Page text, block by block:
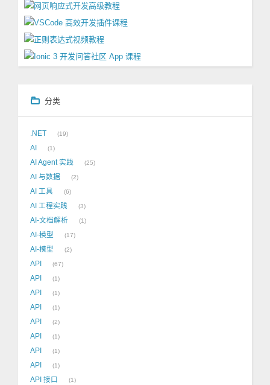
分类
.NET 19
AI 1
AI Agent 实践 25
AI 与数据 2
AI 工具 6
AI 工程实践 3
AI-文档解析 1
AI-模型 17
AI-模型 2
API 67
API 1
API 1
API 1
API 2
API 1
API 1
API 1
API 接口 1